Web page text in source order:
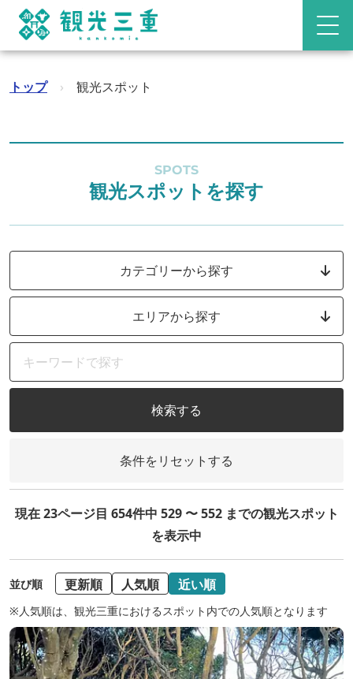
トップ › 観光スポット
SPOTS
観光スポットを探す
カテゴリーから探す
エリアから探す
検索する
条件をリセットする
現在 23ページ目 654件中 529 〜 552 までの観光スポット
を表示中
並び順 更新順 人気順 近い順
※人気順は、観光三重におけるスポット内での人気順となります